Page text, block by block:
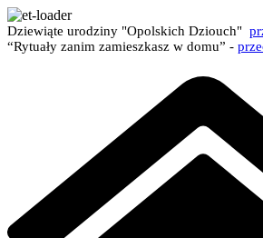
Dziewiąte urodziny "Opolskich Dziouch"
“Rytuały zanim zamieszkasz w domu” -